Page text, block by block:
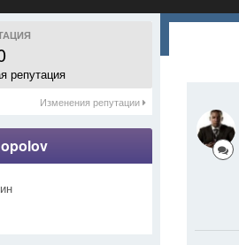
репутация
Изменения репутации